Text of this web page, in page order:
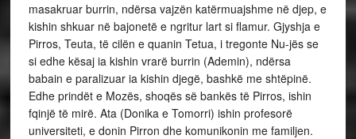
masakruar burrin, ndërsa vajzën katërmuajshme në djep, e
kishin shkuar në bajonetë e ngritur lart si flamur. Gjyshja e
Pirros, Teuta, të cilën e quanin Tetua, i tregonte Nu-jës se
si edhe kësaj ia kishin vrarë burrin (Ademin), ndërsa
babain e paralizuar ia kishin djegë, bashkë me shtëpinë.
Edhe prindët e Mozës, shoqës së bankës të Pirros, ishin
fqinjë të mirë. Ata (Donika e Tomorri) ishin profesorë
universiteti, e donin Pirron dhe komunikonin me familjen.